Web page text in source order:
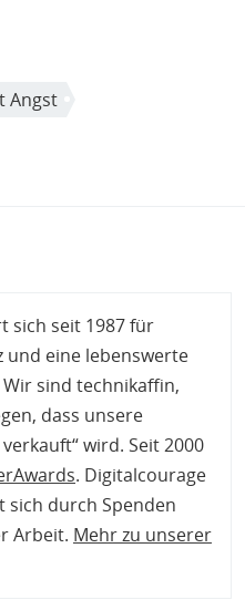
Angst
sich seit 1987 für
eine lebenswerte
sind technikaffin,
dass unsere
wird. Seit 2000
. Digitalcourage
sich durch Spenden
Arbeit. Mehr zu unserer